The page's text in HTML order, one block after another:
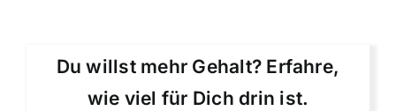
Du willst mehr Gehalt? Erfahre,
wie viel für Dich drin ist.